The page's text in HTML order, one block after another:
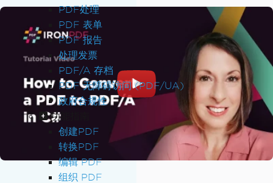
PDF处理
PDF 表单
PDF 报告
处理发票
PDF/A 存档
PDF 无障碍访问 (PDF/UA)
政府合规性
功能指南
创建PDF
转换PDF
编辑 PDF
组织 PDF